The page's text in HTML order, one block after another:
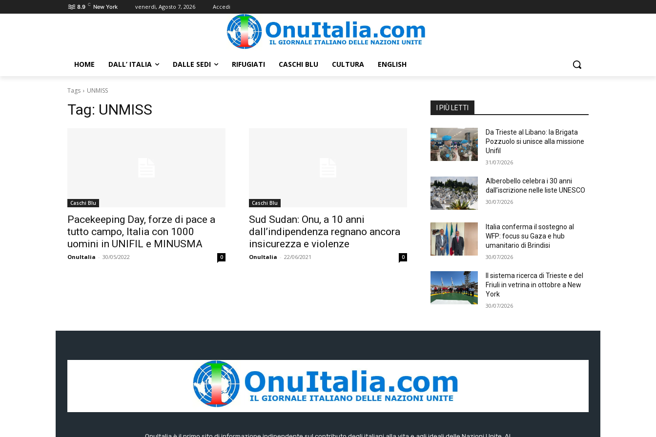
8.9 C New York venerdì, Agosto 7, 2026 Accedi
HOME DALL’ ITALIA DALLE SEDI RIFUGIATI CASCHI BLU CULTURA ENGLISH
Tags UNMISS
Tag: UNMISS
Caschi Blu
Pacekeeping Day, forze di pace a
tutto campo, Italia con 1000
uomini in UNIFIL e MINUSMA
OnuItalia - 30/05/2022 0
Caschi Blu
Sud Sudan: Onu, a 10 anni
dall’indipendenza regnano ancora
insicurezza e violenze
OnuItalia - 22/06/2021 0
I PIÙ LETTI
Da Trieste al Libano: la Brigata
Pozzuolo si unisce alla missione
Unifil
31/07/2026
Alberobello celebra i 30 anni
dall’iscrizione nelle liste UNESCO
30/07/2026
Italia conferma il sostegno al
WFP: focus su Gaza e hub
umanitario di Brindisi
30/07/2026
Il sistema ricerca di Trieste e del
Friuli in vetrina in ottobre a New
York
30/07/2026